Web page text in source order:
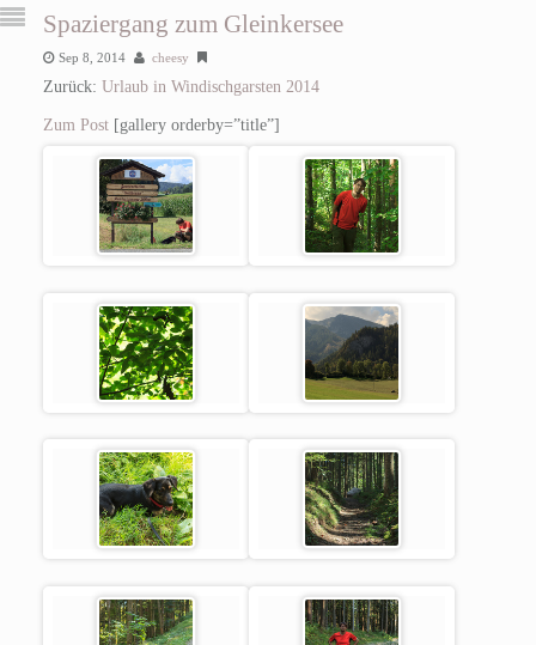
Spaziergang zum Gleinkersee
Sep 8, 2014 cheesy
Zurück: Urlaub in Windischgarsten 2014
Zum Post[gallery orderby=”title”]